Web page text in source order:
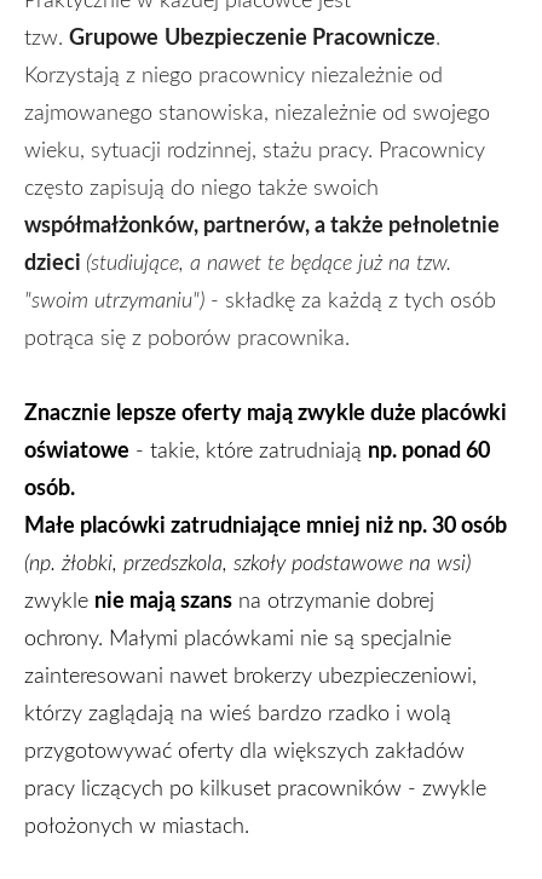
tzw. Grupowe Ubezpieczenie Pracownicze.
Korzystają z niego pracownicy niezależnie od
zajmowanego stanowiska, niezależnie od swojego
wieku, sytuacji rodzinnej, stażu pracy. Pracownicy
często zapisują do niego także swoich
współmałżonków, partnerów, a także pełnoletnie
dzieci (studiujące, a nawet te będące już na tzw.
"swoim utrzymaniu") - składkę za każdą z tych osób
potrąca się z poborów pracownika.
Znacznie lepsze oferty mają zwykle duże placówki
oświatowe - takie, które zatrudniają np. ponad 60
osób.
Małe placówki zatrudniające mniej niż np. 30 osób
(np. żłobki, przedszkola, szkoły podstawowe na wsi)
zwykle nie mają szans na otrzymanie dobrej
ochrony. Małymi placówkami nie są specjalnie
zainteresowani nawet brokerzy ubezpieczeniowi,
którzy zaglądają na wieś bardzo rzadko i wolą
przygotowywać oferty dla większych zakładów
pracy liczących po kilkuset pracowników - zwykle
położonych w miastach.